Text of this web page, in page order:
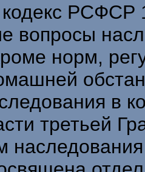
кодекс РСФСР
вопросы
норм,
в
третьей